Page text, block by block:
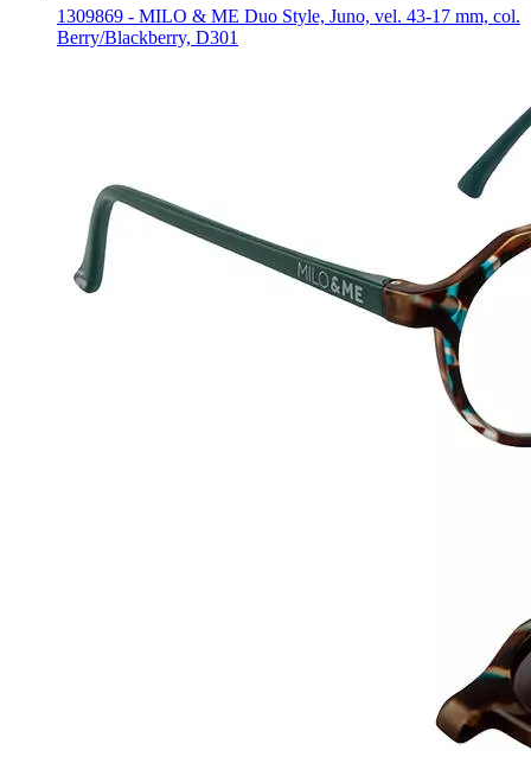
1309869 - MILO & ME Duo Style, Juno, vel. 43-17 mm, col.
Berry/Blackberry, D301